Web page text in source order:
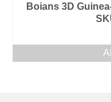
Boians 3D